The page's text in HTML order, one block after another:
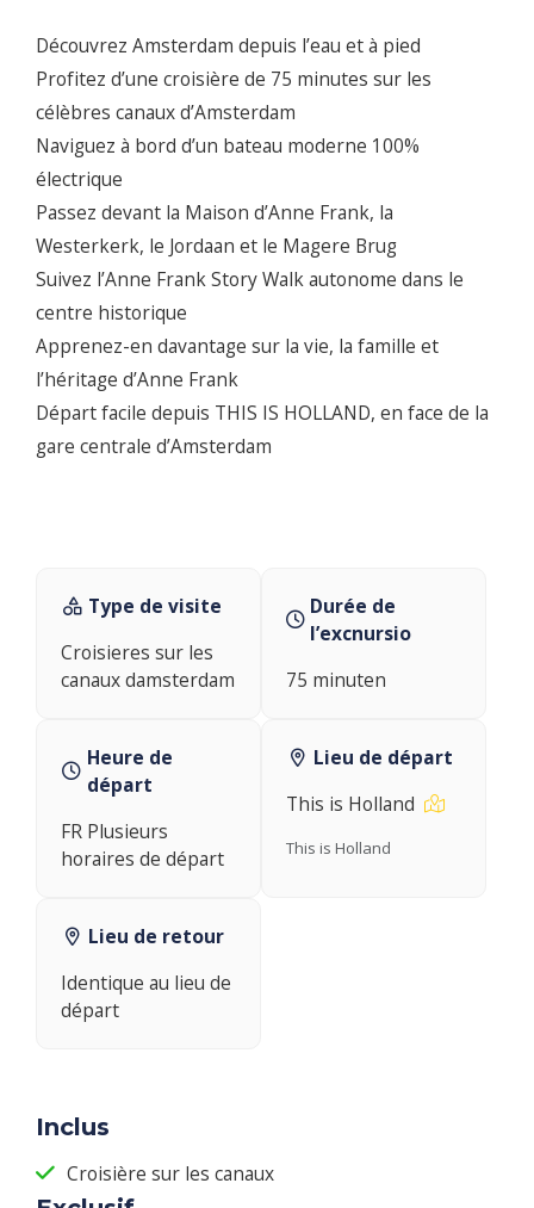
Découvrez Amsterdam depuis l’eau et à pied
Profitez d’une croisière de 75 minutes sur les
célèbres canaux d’Amsterdam
Naviguez à bord d’un bateau moderne 100%
électrique
Passez devant la Maison d’Anne Frank, la
Westerkerk, le Jordaan et le Magere Brug
Suivez l’Anne Frank Story Walk autonome dans le
centre historique
Apprenez-en davantage sur la vie, la famille et
l’héritage d’Anne Frank
Départ facile depuis THIS IS HOLLAND, en face de la
gare centrale d’Amsterdam
Type de visite
Croisieres sur les
canaux damsterdam
Durée de
l’excnursio
75 minuten
Heure de
départ
FR Plusieurs
horaires de départ
Lieu de départ
This is Holland
This is Holland
Lieu de retour
Identique au lieu de
départ
Inclus
Croisière sur les canaux